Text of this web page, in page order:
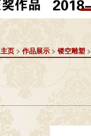
主页> 作品展示> 镂空雕塑>